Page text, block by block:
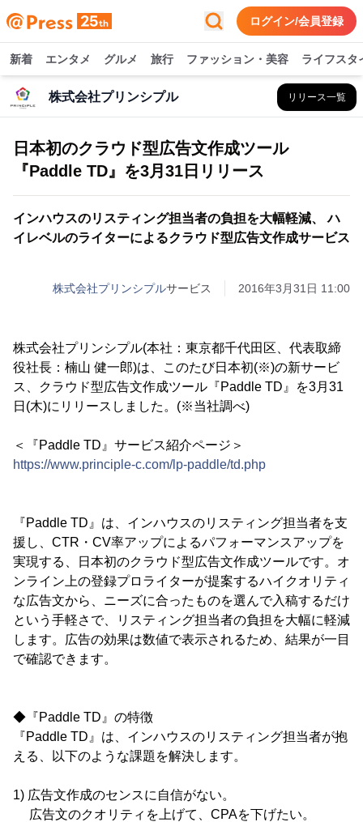
ログイン/会員登録
新着 エンタメ グルメ 旅行 ファッション・美容 ライフスタ
株式会社プリンシプル リリース一覧
日本初のクラウド型広告文作成ツール
『Paddle TD』を3月31日リリース
インハウスのリスティング担当者の負担を大幅軽減、 ハ
イレベルのライターによるクラウド型広告文作成サービス
株式会社プリンシプルサービス 2016年3月31日 11:00
株式会社プリンシプル(本社：東京都千代田区、代表取締
役社長：楠山 健一郎)は、このたび日本初(※)の新サービ
ス、クラウド型広告文作成ツール『Paddle TD』を3月31
日(木)にリリースしました。(※当社調べ)
＜『Paddle TD』サービス紹介ページ＞
https://www.principle-c.com/lp-paddle/td.php
『Paddle TD』は、インハウスのリスティング担当者を支
援し、CTR・CV率アップによるパフォーマンスアップを
実現する、日本初のクラウド型広告文作成ツールです。オ
ンライン上の登録プロライターが提案するハイクオリティ
な広告文から、ニーズに合ったものを選んで入稿するだけ
という手軽さで、リスティング担当者の負担を大幅に軽減
します。広告の効果は数値で表示されるため、結果が一目
で確認できます。
◆『Paddle TD』の特徴
『Paddle TD』は、インハウスのリスティング担当者が抱
える、以下のような課題を解決します。
1) 広告文作成のセンスに自信がない。
広告文のクオリティを上げて、CPAを下げたい。